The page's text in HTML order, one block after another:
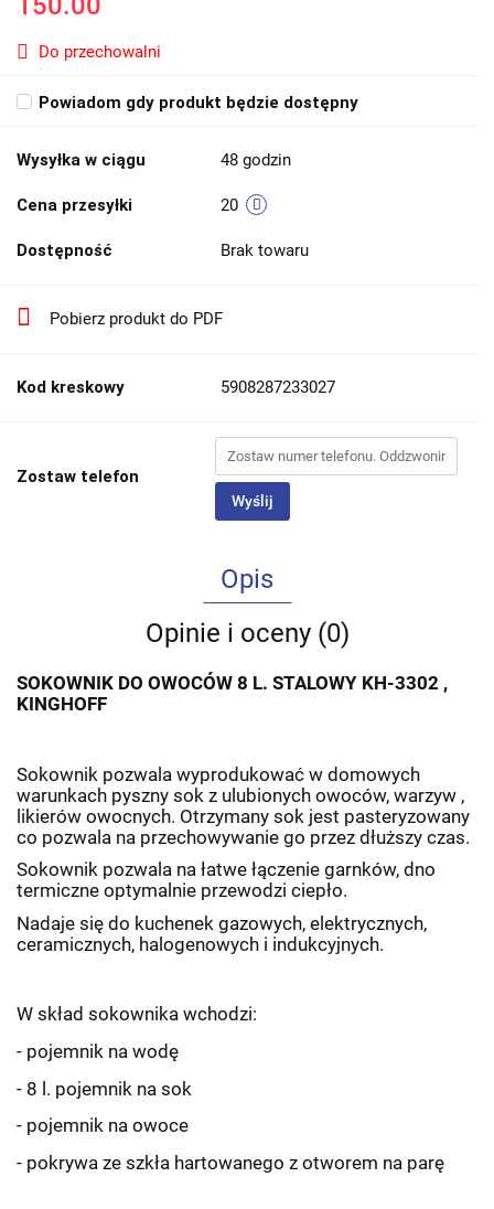
Do przechowalni
Powiadom gdy produkt będzie dostępny
Wysyłka w ciągu 48 godzin
Cena przesyłki 20
Dostępność Brak towaru
Pobierz produkt do PDF
Kod kreskowy 5908287233027
Zostaw telefon
Wyślij
Opis
Opinie i oceny (0)
SOKOWNIK DO OWOCÓW 8 L. STALOWY KH-3302 ,
KINGHOFF
Sokownik pozwala wyprodukować w domowych
warunkach pyszny sok z ulubionych owoców, warzyw ,
likierów owocnych. Otrzymany sok jest pasteryzowany
co pozwala na przechowywanie go przez dłuższy czas.
Sokownik pozwala na łatwe łączenie garnków, dno
termiczne optymalnie przewodzi ciepło.
Nadaje się do kuchenek gazowych, elektrycznych,
ceramicznych, halogenowych i indukcyjnych.
W skład sokownika wchodzi:
- pojemnik na wodę
- 8 l. pojemnik na sok
- pojemnik na owoce
- pokrywa ze szkła hartowanego z otworem na parę